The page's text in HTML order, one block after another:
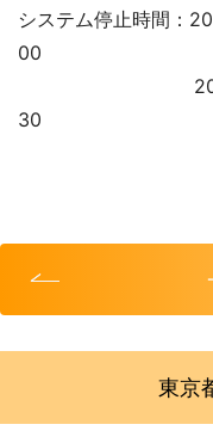
システム停止時間：
00
2026年3月17
30
東京